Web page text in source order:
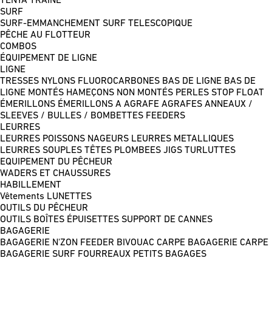
SURF
SURF-EMMANCHEMENT SURF TELESCOPIQUE
PÊCHE AU FLOTTEUR
COMBOS
ÉQUIPEMENT DE LIGNE
LIGNE
TRESSES NYLONS FLUOROCARBONES BAS DE LIGNE BAS DE
LIGNE MONTÉS HAMEÇONS NON MONTÉS PERLES STOP FLOAT
ÉMERILLONS ÉMERILLONS A AGRAFE AGRAFES ANNEAUX /
SLEEVES / BULLES / BOMBETTES FEEDERS
LEURRES
LEURRES POISSONS NAGEURS LEURRES METALLIQUES
LEURRES SOUPLES TÊTES PLOMBEES JIGS TURLUTTES
EQUIPEMENT DU PÊCHEUR
WADERS ET CHAUSSURES
HABILLEMENT
Vêtements LUNETTES
OUTILS DU PÊCHEUR
OUTILS BOÎTES ÉPUISETTES SUPPORT DE CANNES
BAGAGERIE
BAGAGERIE N'ZON FEEDER BIVOUAC CARPE BAGAGERIE CARPE
BAGAGERIE SURF FOURREAUX PETITS BAGAGES